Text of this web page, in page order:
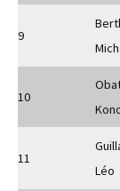
9
10
11
Léo